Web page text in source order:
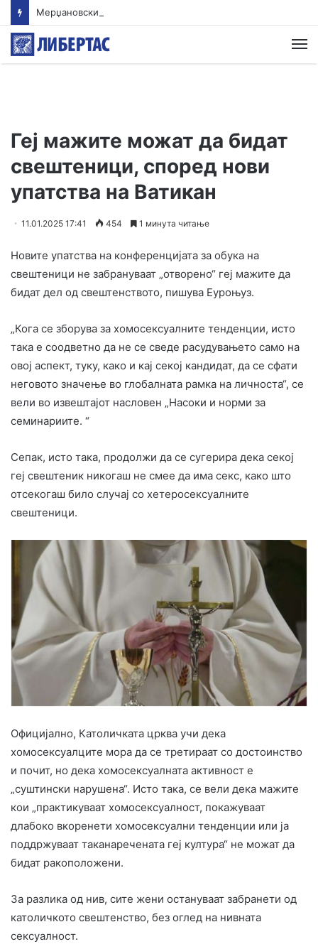
Геј мажите можат да бидат
свештеници, според нови
упатства на Ватикан
11.01.2025 17:41 454 1 минута читање
Новите упатства на конференцијата за обука на
свештеници не забрануваат „отворено“ геј мажите да
бидат дел од свештенството, пишува Еуроњуз.
„Кога се зборува за хомосексуалните тенденции, исто
така е соодветно да не се сведе расудувањето само на
овој аспект, туку, како и кај секој кандидат, да се сфати
неговото значење во глобалната рамка на личноста“, се
вели во извештајот насловен „Насоки и норми за
семинариите. “
Сепак, исто така, продолжи да се сугерира дека секој
геј свештеник никогаш не смее да има секс, како што
отсекогаш било случај со хетеросексуалните
свештеници.
Официјално, Католичката црква учи дека
хомосексуалците мора да се третираат со достоинство
и почит, но дека хомосексуалната активност е
„суштински нарушена“. Исто така, се вели дека мажите
кои „практикуваат хомосексуалност, покажуваат
длабоко вкоренети хомосексуални тенденции или ја
поддржуваат таканаречената геј култура“ не можат да
бидат ракоположени.
За разлика од нив, сите жени остануваат забранети од
католичкото свештенство, без оглед на нивната
сексуалност.